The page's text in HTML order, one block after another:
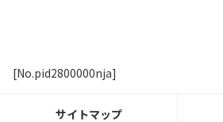
[No.pid2800000nja]
サイトマップ